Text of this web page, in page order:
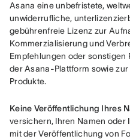
Asana eine unbefristete,
unwiderrufliche,
gebührenfreie Lizenz zur
Kommerzialisierung und
Empfehlungen oder
der Asana-Plattform sowie
Produkte.
Keine Veröffentlichung Ihres
versichern, Ihren Namen oder
mit der Veröffentlichung von